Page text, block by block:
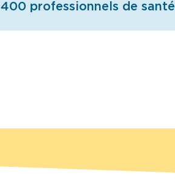
400 professionnels de santé